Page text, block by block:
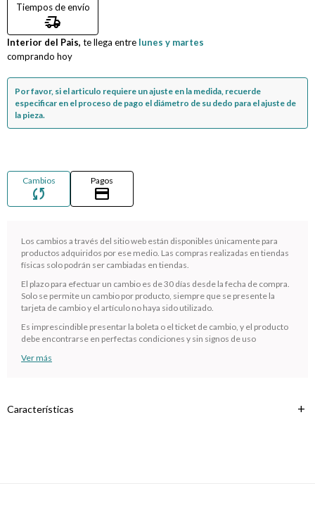
Tiempos de envío
delivery_truck_speed
Interior del Pais, te llega entre lunes y martes
comprando hoy
Por favor, si el articulo requiere un ajuste en la medida, recuerde
especificar en el proceso de pago el diámetro de su dedo para el ajuste de
la pieza.
Cambios
sync
Pagos
credit_card
Los cambios a través del sitio web están disponibles únicamente para
productos adquiridos por ese medio. Las compras realizadas en tiendas
físicas solo podrán ser cambiadas en tiendas.
El plazo para efectuar un cambio es de 30 días desde la fecha de compra.
Solo se permite un cambio por producto, siempre que se presente la
tarjeta de cambio y el artículo no haya sido utilizado.
Es imprescindible presentar la boleta o el ticket de cambio, y el producto
debe encontrarse en perfectas condiciones y sin signos de uso
Ver más
Características
Después, hasta en 12
¡Sumate a la forma más ágil de comprar!
Comprá en 3 cuotas sin recargo o hasta en 12
* sujeto aprobación crediticia.
Verifica si estás calificado para comprar con Pago
Después:
Cédula de identidad
Estás calificado para comprar usando Pago
Día del niño